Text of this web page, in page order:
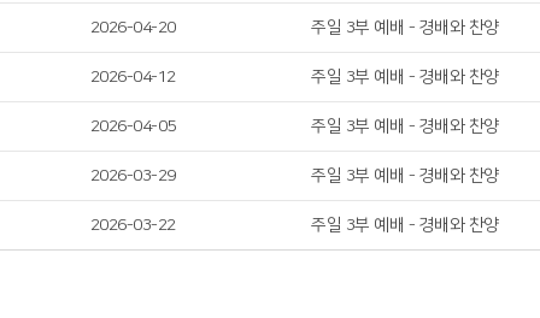
2026-04-20 주일 3부 예배 - 경배와 찬양
2026-04-12 주일 3부 예배 - 경배와 찬양
2026-04-05 주일 3부 예배 - 경배와 찬양
2026-03-29 주일 3부 예배 - 경배와 찬양
2026-03-22 주일 3부 예배 - 경배와 찬양